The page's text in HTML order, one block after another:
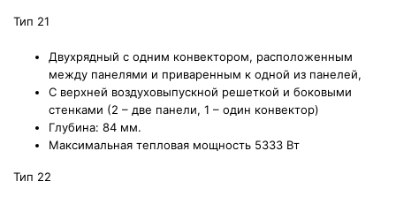
Тип 21
Двухрядный с одним конвектором, расположенным
между панелями и приваренным к одной из панелей,
С верхней воздуховыпускной решеткой и боковыми
стенками (2 – две панели, 1 – один конвектор)
Глубина: 84 мм.
Максимальная тепловая мощность 5333 Вт
Тип 22